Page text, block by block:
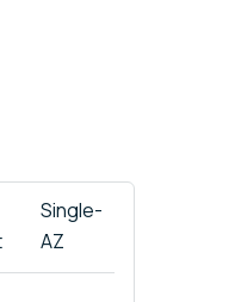
Single-
AZ